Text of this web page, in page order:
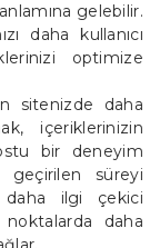
gelebilir.
daha kullanıcı
optimize
sitenizde daha
içeriklerinizin
bir deneyim
geçirilen süreyi
ilgi çekici
noktalarda daha